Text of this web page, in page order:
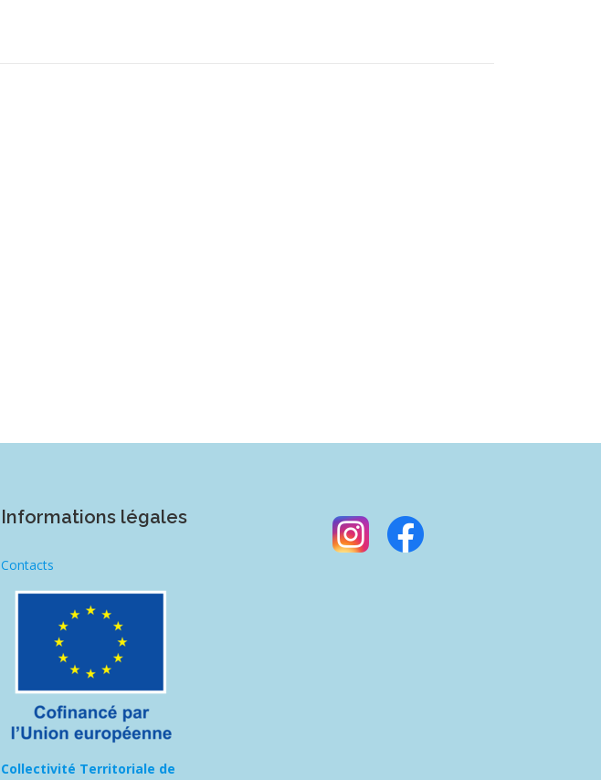
Informations légales
Contacts
Collectivité Territoriale de